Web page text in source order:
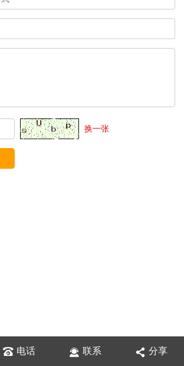
换一张
电话 联系 分享